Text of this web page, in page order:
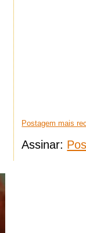
Postagem mais
Assinar: